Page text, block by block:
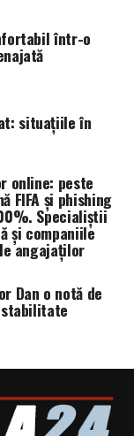
într-o
situațiile în
online: peste
FIFA și phishing
Specialiștii
și companiile
angajaților
Dan o notă de